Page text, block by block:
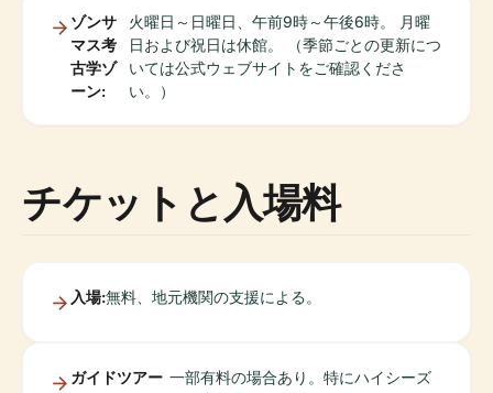
ゾンサ
マス考
古学ゾ
ーン:
火曜日～日曜日、午前9時～午後6時。 月曜
日および祝日は休館。 （季節ごとの更新につ
いては公式ウェブサイトをご確認くださ
い。）
チケットと入場料
入場:無料、地元機関の支援による。
ガイドツアー 一部有料の場合あり。特にハイシーズ